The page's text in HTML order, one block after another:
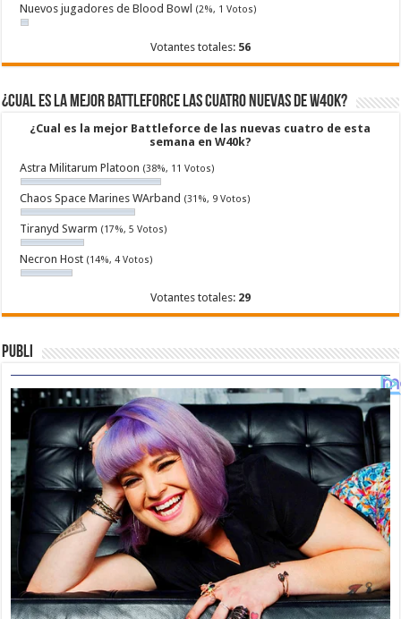
Nuevos jugadores de Blood Bowl (2%, 1 Votos)
Votantes totales: 56
¿Cual es la mejor Battleforce las cuatro nuevas de W40k?
¿Cual es la mejor Battleforce de las nuevas cuatro de esta
semana en W40k?
Astra Militarum Platoon (38%, 11 Votos)
Chaos Space Marines WArband (31%, 9 Votos)
Tiranyd Swarm (17%, 5 Votos)
Necron Host (14%, 4 Votos)
Votantes totales: 29
Publi